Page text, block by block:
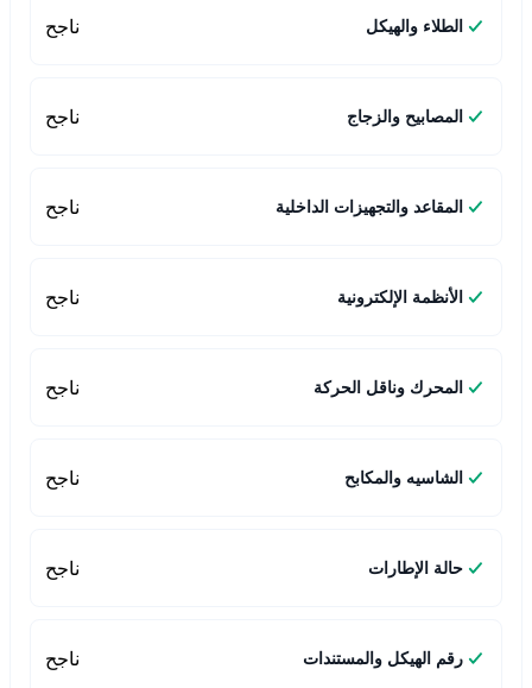
الطلاء والهيكل ناجح
المصابيح والزجاج ناجح
المقاعد والتجهيزات الداخلية ناجح
الأنظمة الإلكترونية ناجح
المحرك وناقل الحركة ناجح
الشاسيه والمكابح ناجح
حالة الإطارات ناجح
رقم الهيكل والمستندات ناجح